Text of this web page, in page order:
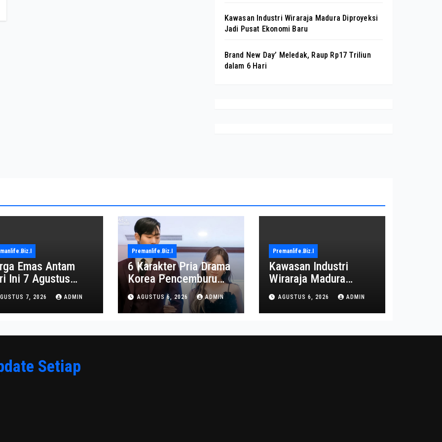
Kawasan Industri Wiraraja Madura Diproyeksi
Jadi Pusat Ekonomi Baru
Brand New Day’ Meledak, Raup Rp17 Triliun
dalam 6 Hari
Emas Antam
Ini 7 Agustus
Turun Jadi
7, 2026 ADMIN
Premanlife.biz.i
6 Karakter Pria Drama
Korea Pencemburu
Berat, Bikin Penonton
Gemas
AGUSTUS 6, 2026 ADMIN
Premanlife.biz.i
Kawasan Industri
Wiraraja Madura
Diproyeksi Jadi Pusat
Ekonomi Baru
AGUSTUS 6, 2026 ADMIN
Setiap